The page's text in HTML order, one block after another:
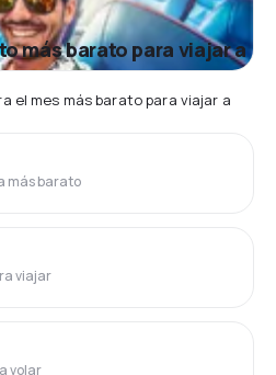
más barato para viajar a
el mes más barato para viajar a
más barato
viajar
volar